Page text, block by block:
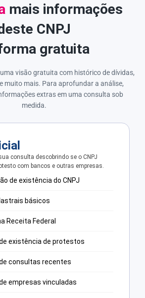
mais informações
CNPJ
gratuita
visão gratuita com histórico de dívidas,
muito mais. Para aprofundar a análise,
extras em uma consulta sob
medida.
consulta descobrindo se o CNPJ
com bancos e outras empresas.
de existência do CNPJ
básicos
Receita Federal
existência de protestos
consultas recentes
empresas vinculadas